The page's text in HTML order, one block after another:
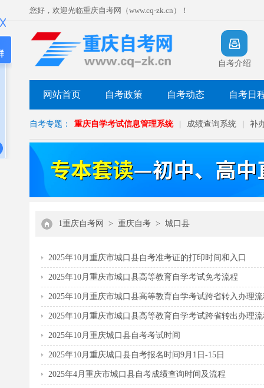
您好，欢迎光临重庆自考网（www.cq-zk.cn）！
自考介绍
网站首页 自考政策 自考动态 自考日
自考专题： 重庆自学考试信息管理系统 成绩查询系统 补
1重庆自考网 > 重庆自考 > 城口县
2025年10月重庆市城口县自考准考证的打印时间和入口
2025年10月重庆市城口县高等教育自学考试免考流程
2025年10月重庆市城口县高等教育自学考试跨省转入办理
2025年10月重庆市城口县高等教育自学考试跨省转出办理
2025年10月重庆城口县自考考试时间
2025年10月重庆城口县自考报名时间9月1日-15日
2025年4月重庆市城口县自考成绩查询时间及流程